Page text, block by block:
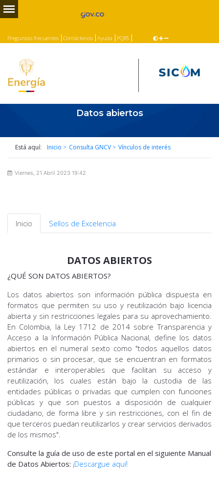
Preguntas frecuentes Contáctenos Ayuda PQRS
Datos abiertos
Está aquí: Inicio > Consulta GNCV > Vínculos de interés
Viernes, 21 Abril 2023 19:42
Inicio Sellos de Excelencia
DATOS ABIERTOS
¿QUÉ SON DATOS ABIERTOS?
Los datos abiertos son información pública dispuesta en
formatos que permiten su uso y reutilización bajo licencia
abierta y sin restricciones legales para su aprovechamiento.
En Colombia, la Ley 1712 de 2014 sobre Transparencia y
Acceso a la Información Pública Nacional, define los datos
abiertos en el numeral sexto como "todos aquellos datos
primarios o sin procesar, que se encuentran en formatos
estándar e interoperables que facilitan su acceso y
reutilización, los cuales están bajo la custodia de las
entidades públicas o privadas que cumplen con funciones
públicas y que son puestos a disposición de cualquier
ciudadano, de forma libre y sin restricciones, con el fin de
que terceros puedan reutilizarlos y crear servicios derivados
de los mismos".
Consulte la guía de uso de este portal en el siguiente Manual
de Datos Abiertos: ¡Descargue aquí!